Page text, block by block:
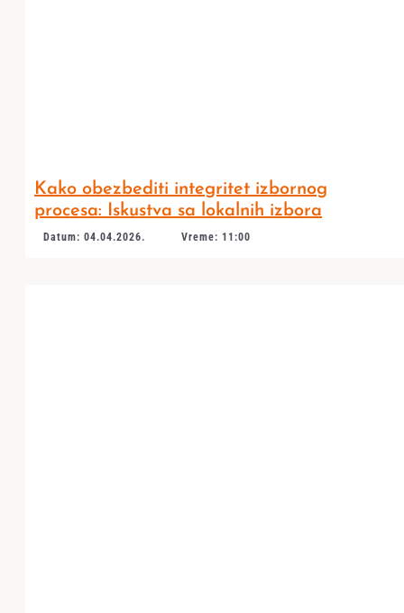
Kako obezbediti integritet izbornog
procesa: Iskustva sa lokalnih izbora
Datum: 04.04.2026. Vreme: 11:00